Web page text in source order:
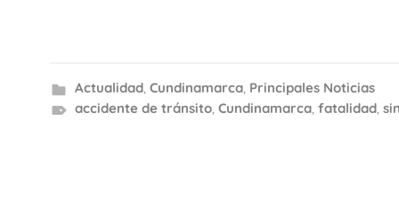
Actualidad, Cundinamarca, Principales Noticias
accidente de tránsito, Cundinamarca, fatalidad,